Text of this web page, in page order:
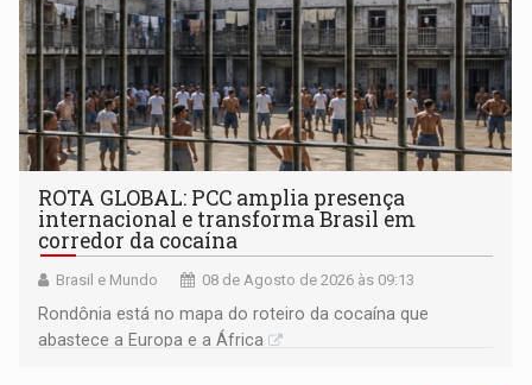
ROTA GLOBAL: PCC amplia presença
internacional e transforma Brasil em
corredor da cocaína
Brasil e Mundo 08 de Agosto de 2026 às 09:13
Rondônia está no mapa do roteiro da cocaína que
abastece a Europa e a África